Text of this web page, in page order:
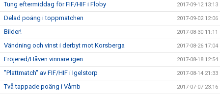
Tung eftermiddag för FIF/HIF i Floby 2017-09-12 13:13
Delad poäng i toppmatchen 2017-09-02 12:06
Bilder! 2017-08-30 11:11
Vändning och vinst i derbyt mot Korsberga 2017-08-26 17:04
Fröjered/Håven vinnare igen 2017-08-18 12:54
"Plattmatch" av FIF/HIF i Igelstorp 2017-08-14 21:33
Två tappade poäng i Våmb 2017-07-07 23:16